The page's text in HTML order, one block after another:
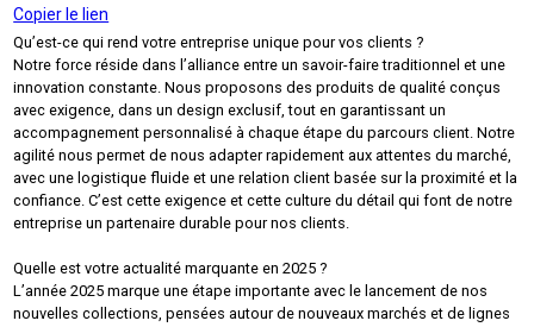
Copier le lien
Qu’est-ce qui rend votre entreprise unique pour vos clients ?
Notre force réside dans l’alliance entre un savoir-faire traditionnel et une
innovation constante. Nous proposons des produits de qualité conçus
avec exigence, dans un design exclusif, tout en garantissant un
accompagnement personnalisé à chaque étape du parcours client. Notre
agilité nous permet de nous adapter rapidement aux attentes du marché,
avec une logistique fluide et une relation client basée sur la proximité et la
confiance. C’est cette exigence et cette culture du détail qui font de notre
entreprise un partenaire durable pour nos clients.
Quelle est votre actualité marquante en 2025 ?
L’année 2025 marque une étape importante avec le lancement de nos
nouvelles collections, pensées autour de nouveaux marchés et de lignes